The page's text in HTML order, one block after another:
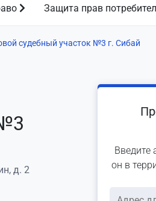
Защита прав
судебный участок №3 г. Сибай
д. 2
Введите
он в